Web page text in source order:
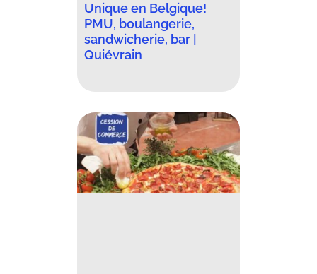
Unique en Belgique!
PMU, boulangerie,
sandwicherie, bar |
Quiévrain